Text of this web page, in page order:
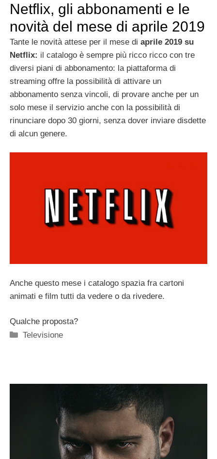
Netflix, gli abbonamenti e le
novità del mese di aprile 2019
Tante le novità attese per il mese di aprile 2019 su
Netflix: il catalogo è sempre più ricco ricco con tre
diversi piani di abbonamento: la piattaforma di
streaming offre la possibilità di attivare un
abbonamento senza vincoli, di provare anche per un
solo mese il servizio anche con la possibilità di
rinunciare dopo 30 giorni, senza dover inviare disdette
di alcun genere.
Anche questo mese i catalogo spazia fra cartoni
animati e film tutti da vedere o da rivedere.
Qualche proposta?
Categorie
Televisione